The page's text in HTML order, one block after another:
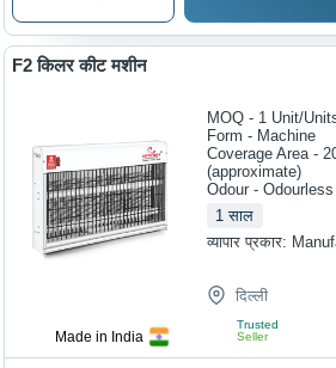
Made in India
F2 किलर कीट मशीन
MOQ - 1 Unit/
Form - Machine
Coverage Area -
(approximate)
Odour - Odourless
1 साल
व्यापार प्रकार:
दिल्ली
Trusted
Seller